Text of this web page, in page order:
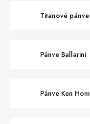
Titanové pánve
Pánve Ballarini
Pánve Ken Hom